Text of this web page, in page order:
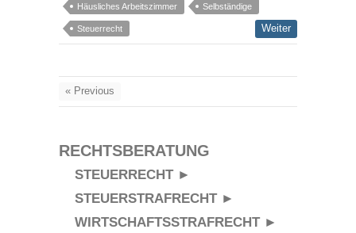
Häusliches Arbeitszimmer Selbständige
Steuerrecht Weiter
« Previous
RECHTSBERATUNG
STEUERRECHT ►
STEUERSTRAFRECHT ►
WIRTSCHAFTSSTRAFRECHT ►